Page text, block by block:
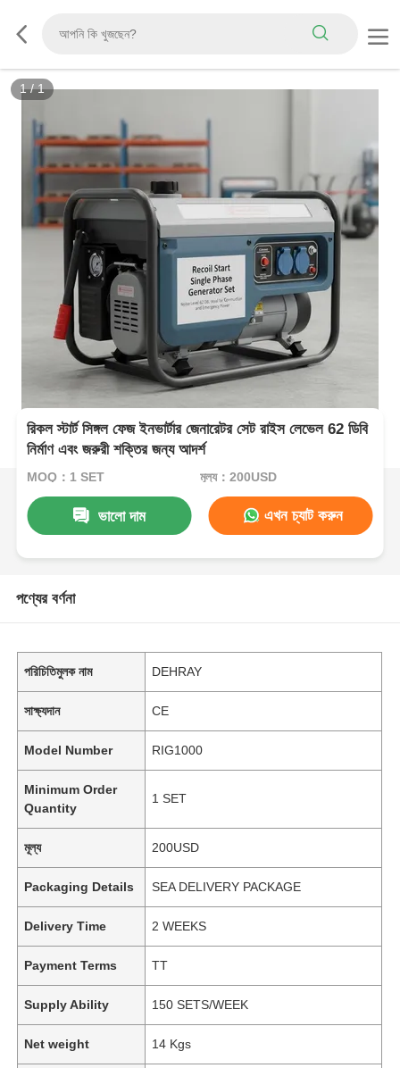
1/1
রিকল স্টার্ট সিঙ্গল ফেজ ইনভার্টার জেনারেটর সেট রাইস লেভেল 62 ডিবি
নির্মাণ এবং জরুরী শক্তির জন্য আদর্শ
MOQ：1 SET মূল্য：200USD
ভালো দাম এখন চ্যাট করুন
পণ্যের বর্ণনা
পরিচিতিমুলক নাম DEHRAY
সাক্ষ্যদান CE
Model Number RIG1000
Minimum Order
Quantity
1 SET
মূল্য 200USD
Packaging Details SEA DELIVERY PACKAGE
Delivery Time 2 WEEKS
Payment Terms TT
Supply Ability 150 SETS/WEEK
Net weight 14 Kgs